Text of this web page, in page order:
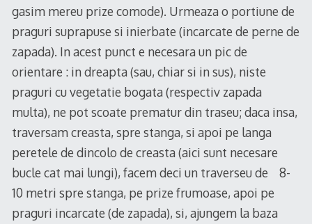
gasim mereu prize comode). Urmeaza o portiune de
praguri suprapuse si inierbate (incarcate de perne de
zapada). In acest punct e necesara un pic de
orientare : in dreapta (sau, chiar si in sus), niste
praguri cu vegetatie bogata (respectiv zapada
multa), ne pot scoate prematur din traseu; daca insa,
traversam creasta, spre stanga, si apoi pe langa
peretele de dincolo de creasta (aici sunt necesare
bucle cat mai lungi), facem deci un traverseu de 8-
10 metri spre stanga, pe prize frumoase, apoi pe
praguri incarcate (de zapada), si, ajungem la baza